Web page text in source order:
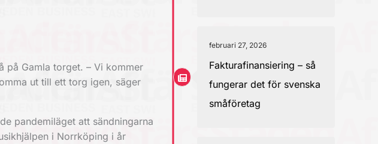
på Gamla torget. – Vi kommer
ut till ett torg igen, säger
pandemiläget att sändningarna
i Norrköping i år
februari 27, 2026
Fakturafinansiering – så
fungerar det för svenska
småföretag